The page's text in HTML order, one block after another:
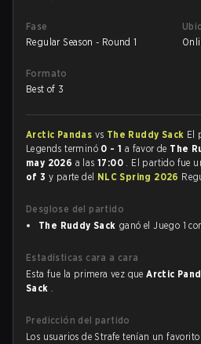
Fase
Regular Season - Round 1
Formato
Best of 3
Arctic Pandas vs The Ruddy Sack El
Legends terminó 0 - 1 a favor de The
may 2026 a las17:00 . El partido fue
of 3 y parte del NLC Spring 2026
Desglose del partido
The Ruddy Sack ganó el Juego 1
Estadísticas cara a cara
Esta fue la primera vez queArctic
Sack .
Predicción del partido
Los usuarios de Strafe tenían un